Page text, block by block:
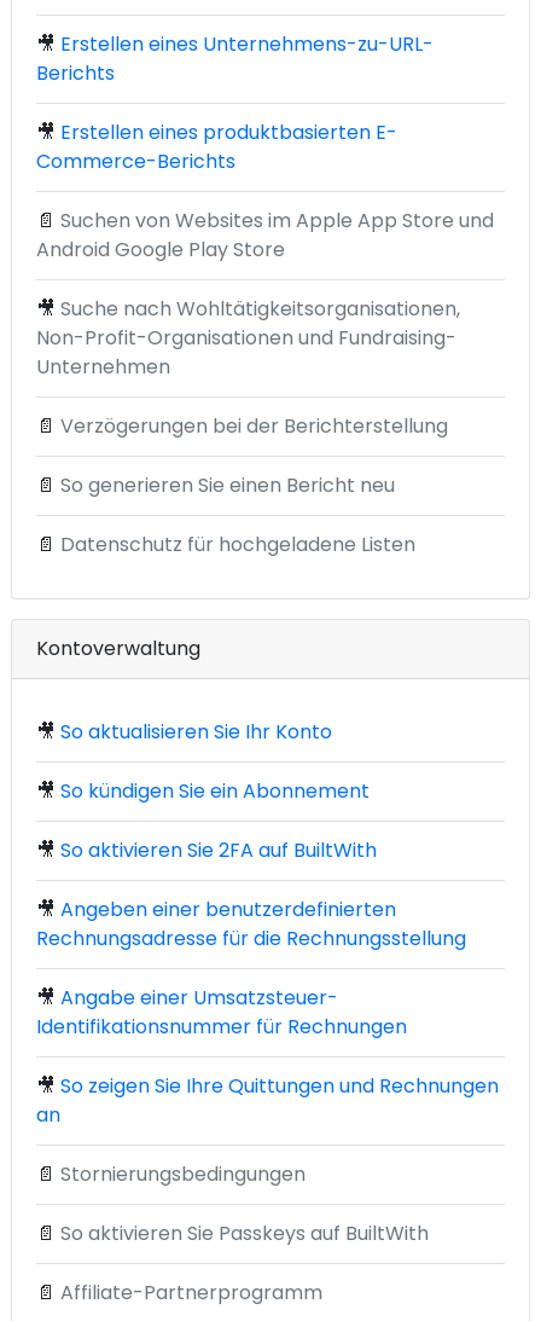
🎥 Erstellen eines Unternehmens-zu-URL-
Berichts
🎥 Erstellen eines produktbasierten E-
Commerce-Berichts
📄 Suchen von Websites im Apple App Store und
Android Google Play Store
🎥 Suche nach Wohltätigkeitsorganisationen,
Non-Profit-Organisationen und Fundraising-
Unternehmen
📄 Verzögerungen bei der Berichterstellung
📄 So generieren Sie einen Bericht neu
📄 Datenschutz für hochgeladene Listen
Kontoverwaltung
🎥 So aktualisieren Sie Ihr Konto
🎥 So kündigen Sie ein Abonnement
🎥 So aktivieren Sie 2FA auf BuiltWith
🎥 Angeben einer benutzerdefinierten
Rechnungsadresse für die Rechnungsstellung
🎥 Angabe einer Umsatzsteuer-
Identifikationsnummer für Rechnungen
🎥 So zeigen Sie Ihre Quittungen und Rechnungen
an
📄 Stornierungsbedingungen
📄 So aktivieren Sie Passkeys auf BuiltWith
📄 Affiliate-Partnerprogramm